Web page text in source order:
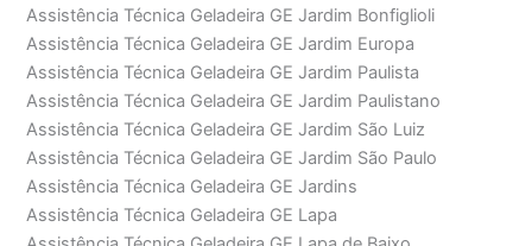
Assistência Técnica Geladeira GE Jardim Bonfiglioli
Assistência Técnica Geladeira GE Jardim Europa
Assistência Técnica Geladeira GE Jardim Paulista
Assistência Técnica Geladeira GE Jardim Paulistano
Assistência Técnica Geladeira GE Jardim São Luiz
Assistência Técnica Geladeira GE Jardim São Paulo
Assistência Técnica Geladeira GE Jardins
Assistência Técnica Geladeira GE Lapa